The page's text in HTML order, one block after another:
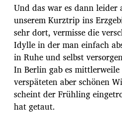
Und das war es dann leider
unserem Kurztrip ins
sehr dort, vermisse die
Idylle in der man einfach
in Ruhe und selbst
In Berlin gab es
verspäteten aber schönen
scheint der Frühling
hat getaut.